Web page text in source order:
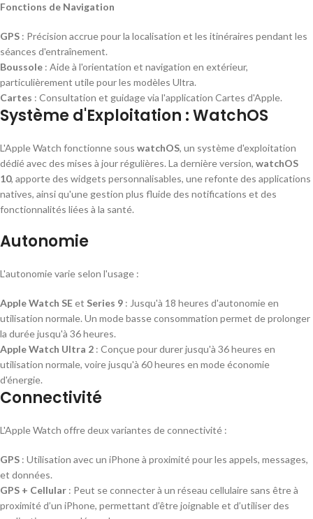
Fonctions de Navigation
GPS : Précision accrue pour la localisation et les itinéraires pendant les
séances d'entraînement.
Boussole : Aide à l'orientation et navigation en extérieur,
particulièrement utile pour les modèles Ultra.
Cartes : Consultation et guidage via l'application Cartes d'Apple.
Système d'Exploitation : WatchOS
L'Apple Watch fonctionne sous watchOS, un système d'exploitation
dédié avec des mises à jour régulières. La dernière version, watchOS
10, apporte des widgets personnalisables, une refonte des applications
natives, ainsi qu'une gestion plus fluide des notifications et des
fonctionnalités liées à la santé.
Autonomie
L'autonomie varie selon l'usage :
Apple Watch SEet Series 9 : Jusqu'à 18 heures d'autonomie en
utilisation normale. Un mode basse consommation permet de prolonger
la durée jusqu'à 36 heures.
Apple Watch Ultra 2 : Conçue pour durer jusqu'à 36 heures en
utilisation normale, voire jusqu'à 60 heures en mode économie
d'énergie.
Connectivité
L'Apple Watch offre deux variantes de connectivité :
GPS : Utilisation avec un iPhone à proximité pour les appels, messages,
et données.
GPS + Cellular : Peut se connecter à un réseau cellulaire sans être à
proximité d’un iPhone, permettant d’être joignable et d’utiliser des